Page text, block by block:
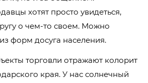
хотят просто увидеться,
о чем-то своем. Можно
форм досуга населения.
торговли отражают колорит
края. У нас солнечный